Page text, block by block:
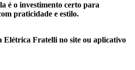
é o investimento certo para
praticidade e estilo.
Elétrica Fratelli no site ou aplicativo